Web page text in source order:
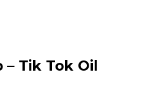
Tik Tok Oil